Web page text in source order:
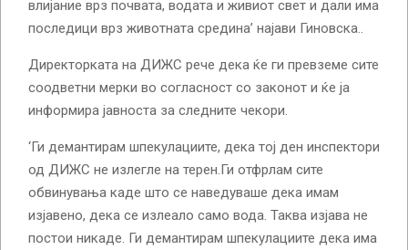
влијание врз почвата, водата и живиот свет и дали има
последици врз животната средина’ најави Гиновска..
Директорката на ДИЖС рече дека ќе ги превземе сите
соодветни мерки во согласност со законот и ќе ја
информира јавноста за следните чекори.
‘Ги демантирам шпекулациите, дека тој ден инспектори
од ДИЖС не излегле на терен.Ги отфрлам сите
обвинувања каде што се наведуваше дека имам
изјавено, дека се излеало само вода. Таква изјава не
постои никаде. Ги демантирам шпекулациите дека има